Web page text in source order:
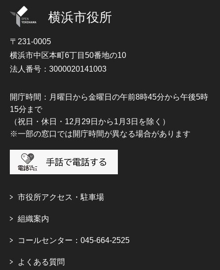
横浜市役所
〒231-0005
横浜市中区本町6丁目50番地の10
法人番号：3000020141003
開庁時間：月曜日から金曜日の午前8時45分から午後5時
15分まで
（祝日・休日・12月29日から1月3日を除く）
※一部の窓口では開庁時間が異なる場合があります
市役所アクセス・駐車場
組織案内
コールセンター：045-664-2525
よくある質問